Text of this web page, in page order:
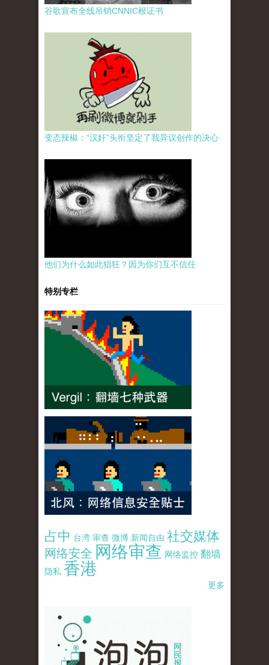
谷歌宣布全线吊销CNNIC根证书
变态辣椒：“汉奸”头衔坚定了我异议创作的决心
他们为什么如此猖狂？因为你们互不信任
特别专栏
占中 台湾 审查 微博 新闻自由 社交媒体
网络安全 网络审查 网络监控 翻墙
隐私 香港
更多
pao-pao-banner-mirror-site-120814.jpg